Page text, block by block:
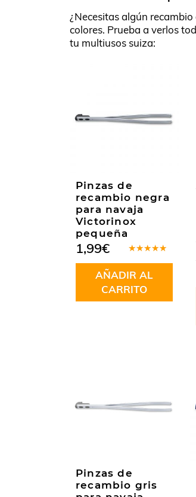
¿Necesitas algún
colores. Prueba a verlos
tu multiusos suiza:
Pinzas de
recambio negra
para navaja
Victorinox
pequeña
en5.00de
5
1,99€
AÑADIR AL
CARRITO
Pinzas de
recambio gris